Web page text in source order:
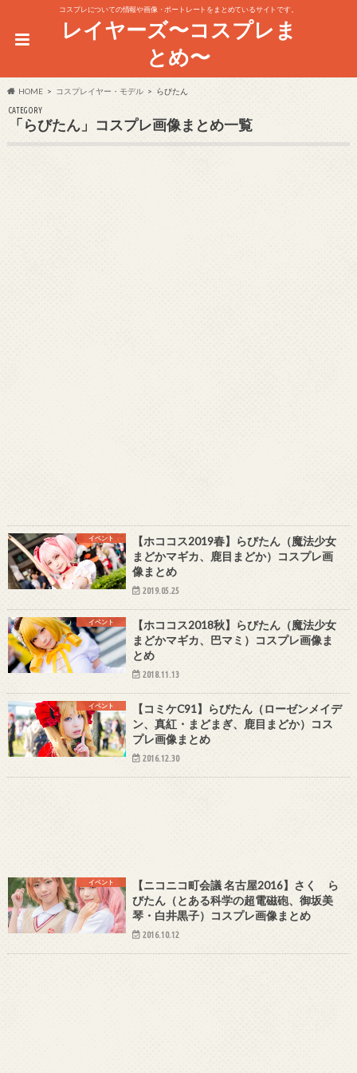
コスプレについての情報や画像・ポートレートをまとめているサイトです。
レイヤーズ〜コスプレま
とめ〜
HOME コスプレイヤー・モデル らびたん
CATEGORY
「らびたん」コスプレ画像まとめ一覧
イベント
【ホココス2019春】らびたん（魔法少女
まどかマギカ、鹿目まどか）コスプレ画
像まとめ
2019.05.25
イベント
【ホココス2018秋】らびたん（魔法少女
まどかマギカ、巴マミ）コスプレ画像ま
とめ
2018.11.13
イベント
【コミケC91】らびたん（ローゼンメイデ
ン、真紅・まどまぎ、鹿目まどか）コス
プレ画像まとめ
2016.12.30
イベント
【ニコニコ町会議 名古屋2016】さく ら
びたん（とある科学の超電磁砲、御坂美
琴・白井黒子）コスプレ画像まとめ
2016.10.12